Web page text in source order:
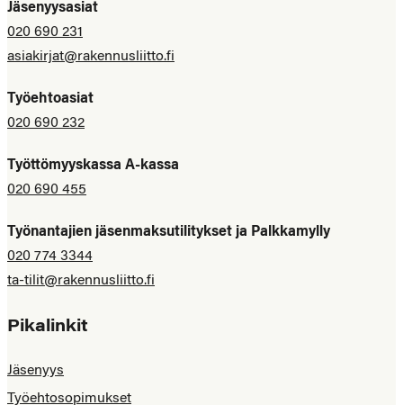
Jäsenyysasiat
020 690 231
asiakirjat@rakennusliitto.fi
Työehtoasiat
020 690 232
Työttömyyskassa A-kassa
020 690 455
Työnantajien jäsenmaksutilitykset ja Palkkamylly
020 774 3344
ta-tilit@rakennusliitto.fi
Pikalinkit
Jäsenyys
Työehtosopimukset